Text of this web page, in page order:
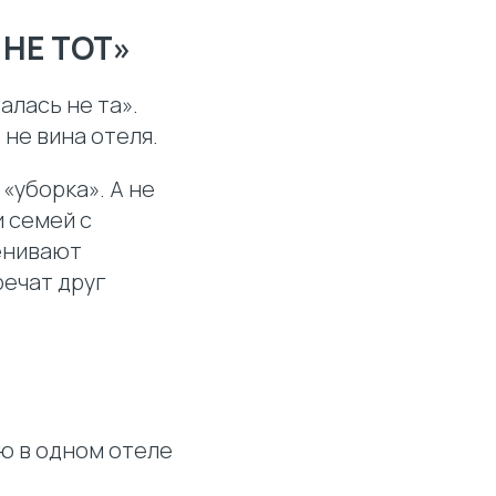
ТОТ»
не та».
вина отеля.
А не
семей с
друг
в одном отеле